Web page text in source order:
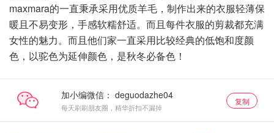
maxmara的一直秉承采用优质羊毛，制作出来的衣服轻薄保
暖且不易变形，手感软糯舒适。而且每件衣服的剪裁都充满
女性的魅力。而且他们家一直采用比较经典的低饱和度颜
色，以驼色为延伸颜色，是秋冬必备色！
加小编微信：
每天刷刷朋友圈，精华折扣不漏掉
复制